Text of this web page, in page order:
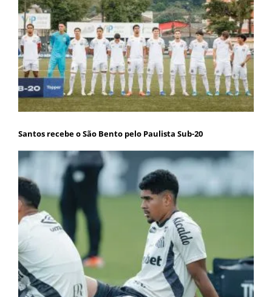
Santos recebe o São Bento pelo Paulista Sub-20